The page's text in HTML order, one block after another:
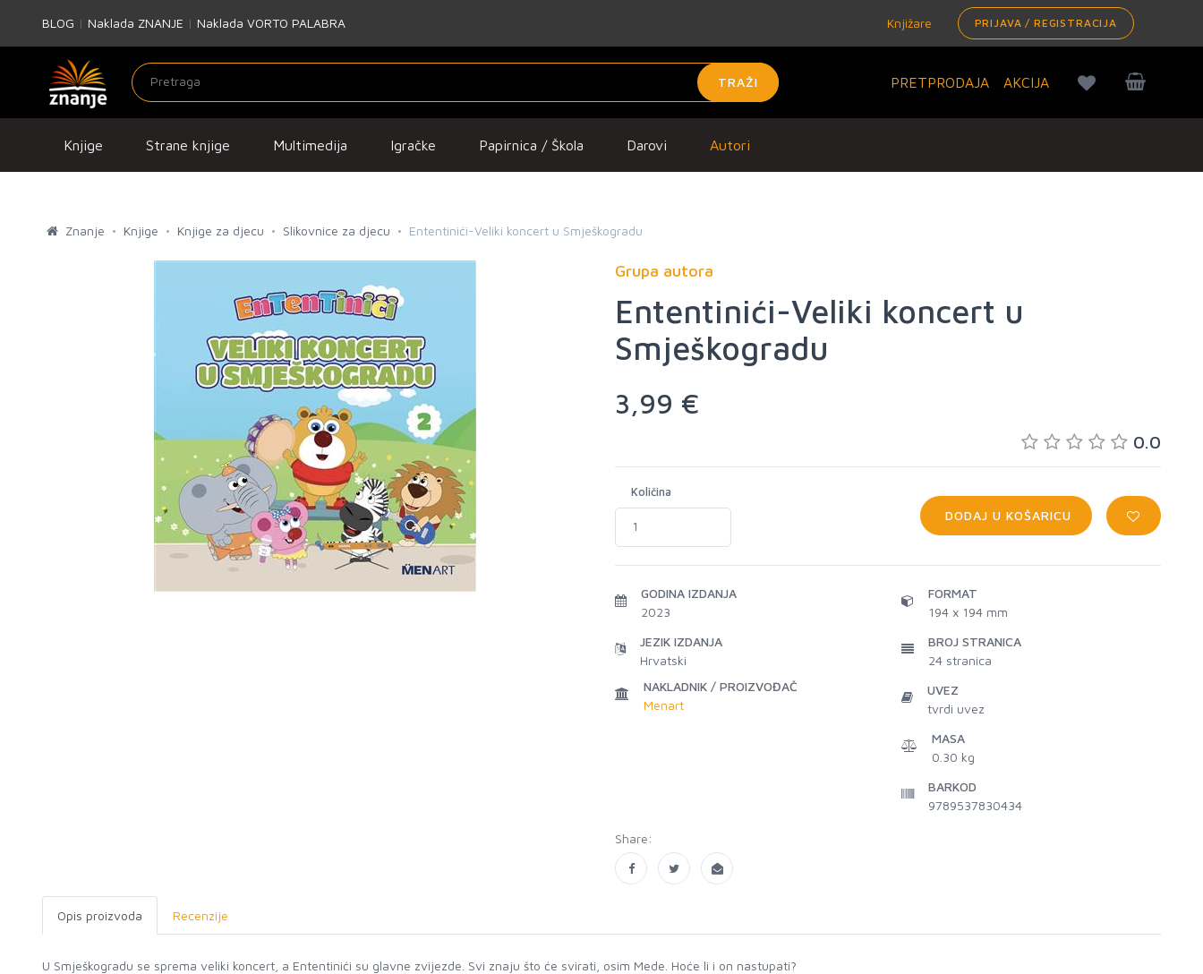
BLOG | Naklada ZNANJE | Naklada VORTO PALABRA Knjižare PRIJAVA / REGISTRACIJA
TRAŽI PRETPRODAJA AKCIJA
Knjige Strane knjige Multimedija Igračke Papirnica / Škola Darovi Autori
Znanje Knjige Knjige za djecu Slikovnice za djecu Ententinići-Veliki koncert u Smješkogradu
Grupa autora
Ententinići-Veliki koncert u
Smješkogradu
3,99 €
0.0
Količina
DODAJ U KOŠARICU
GODINA IZDANJA
2023
JEZIK IZDANJA
Hrvatski
NAKLADNIK / PROIZVOĐAČ
Menart
FORMAT
194 x 194 mm
BROJ STRANICA
24 stranica
UVEZ
tvrdi uvez
MASA
0.30 kg
BARKOD
9789537830434
Share:
Opis proizvoda Recenzije
U Smješkogradu se sprema veliki koncert, a Ententinići su glavne zvijezde. Svi znaju što će svirati, osim Mede. Hoće li i on nastupati?